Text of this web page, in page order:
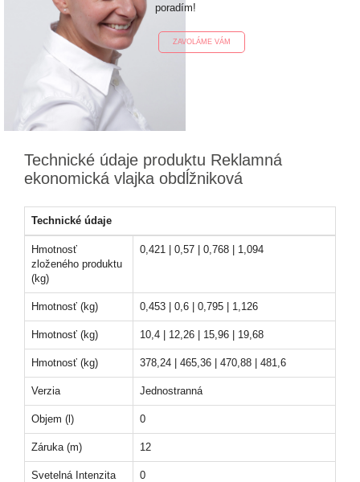
poradím!
ZAVOLÁME VÁM
Technické údaje produktu Reklamná
ekonomická vlajka obdĺžniková
Technické údaje
Hmotnosť
zloženého produktu
(kg)
0,421 | 0,57 | 0,768 | 1,094
Hmotnosť (kg) 0,453 | 0,6 | 0,795 | 1,126
Hmotnosť (kg) 10,4 | 12,26 | 15,96 | 19,68
Hmotnosť (kg) 378,24 | 465,36 | 470,88 | 481,6
Verzia Jednostranná
Objem (l) 0
Záruka (m) 12
Svetelná Intenzita
0